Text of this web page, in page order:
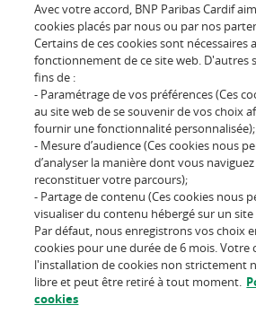
Téléphone:02 528 00 03
be.customer@cardif.be
Suivez-nous sur
change
Conditions d'utilisation du site
Avec votre accord, BNP Paribas Cardif
cookies placés par nous ou par nos
Certains de ces cookies sont nécessaires
fonctionnement de ce site web. D'autres
fins de :
- Paramétrage de vos préférences (Ces
au site web de se souvenir de vos choix
fournir une fonctionnalité personnalisée);
- Mesure d’audience (Ces cookies nous
d’analyser la manière dont vous
reconstituer votre parcours);
- Partage de contenu (Ces cookies nous
visualiser du contenu hébergé sur un
Par défaut, nous enregistrons vos choix
cookies pour une durée de 6 mois. Votre
l'installation de cookies non strictement
libre et peut être retiré à tout moment.
cookies